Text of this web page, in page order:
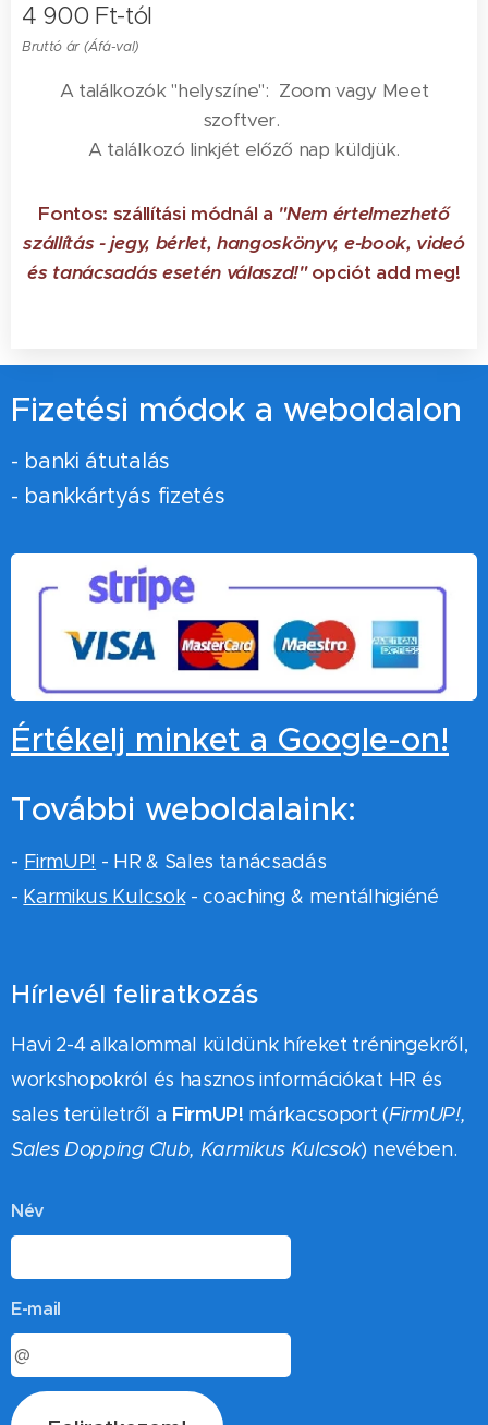
4 900 Ft-tól
Bruttó ár (Áfá-val)
A találkozók "helyszíne": Zoom vagy Meet
szoftver.
A találkozó linkjét előző nap küldjük.
Fontos: szállítási módnál a "Nem értelmezhető
szállítás - jegy, bérlet, hangoskönyv, e-book, videó
és tanácsadás esetén válaszd!"opciót add meg!
Fizetési módok a weboldalon
- banki átutalás
- bankkártyás fizetés
Értékelj minket a Google-on!
További weboldalaink:
- FirmUP! - HR & Sales tanácsadás
- Karmikus Kulcsok- coaching & mentálhigiéné
Hírlevél feliratkozás
Havi 2-4 alkalommal küldünk híreket tréningekről,
workshopokról és hasznos információkat HR és
sales területről a FirmUP! márkacsoport (FirmUP!,
Sales Dopping Club, Karmikus Kulcsok) nevében.
Név
E-mail